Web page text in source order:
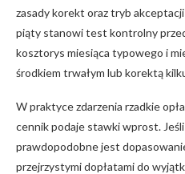
zasady korekt oraz tryb
piąty stanowi test kontrolny
kosztorys miesiąca typowego i
środkiem trwałym lub korektą
W praktyce zdarzenia rzadkie
cennik podaje stawki wprost.
prawdopodobne jest
przejrzystymi dopłatami do